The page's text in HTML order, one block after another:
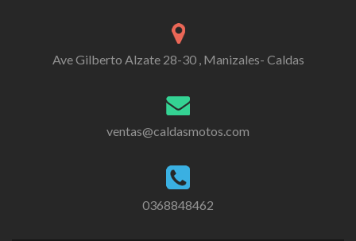
Ave Gilberto Alzate 28-30 , Manizales- Caldas
ventas@caldasmotos.com
0368848462